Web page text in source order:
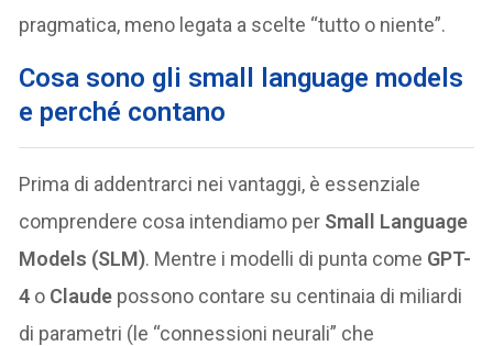
pragmatica, meno legata a scelte “tutto o niente”.
Cosa sono gli small language models
e perché contano
Prima di addentrarci nei vantaggi, è essenziale
comprendere cosa intendiamo per Small Language
Models (SLM). Mentre i modelli di punta come GPT-
4 o Claude possono contare su centinaia di miliardi
di parametri (le “connessioni neurali” che